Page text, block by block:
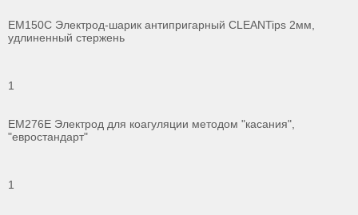
ЕМ150С Электрод-шарик антипригарный CLEANTips 2мм,
удлиненный стержень
1
ЕМ276Е Электрод для коагуляции методом "касания",
"евростандарт"
1